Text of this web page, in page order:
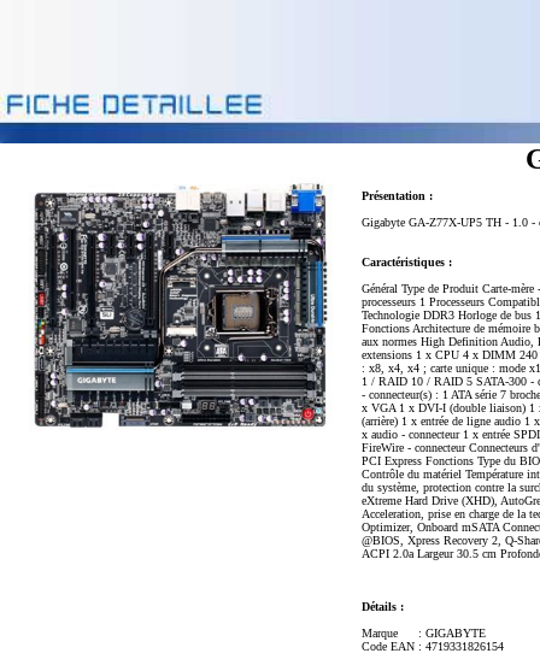
Présentation :
Gigabyte GA-Z77X-UP5 TH - 1.0 -
Caractéristiques :
Général Type de Produit Carte-
processeurs 1 Processeurs
Technologie DDR3 Horloge de
Fonctions Architecture de
aux normes High Definition Audio,
extensions 1 x CPU 4 x DIMM
: x8, x4, x4 ; carte unique : mode
1 / RAID 10 / RAID 5 SATA-300 -
- connecteur(s) : 1 ATA série 7
x VGA 1 x DVI-I (double liaison) 1
(arrière) 1 x entrée de ligne audio
x audio - connecteur 1 x entrée
FireWire - connecteur Connecteurs
PCI Express Fonctions Type du
Contrôle du matériel Température
du système, protection contre la
eXtreme Hard Drive (XHD),
Acceleration, prise en charge de
Optimizer, Onboard mSATA
@BIOS, Xpress Recovery 2, Q-
ACPI 2.0a Largeur 30.5 cm
Détails :
Marque
: GIGABYTE
Code EAN : 4719331826154